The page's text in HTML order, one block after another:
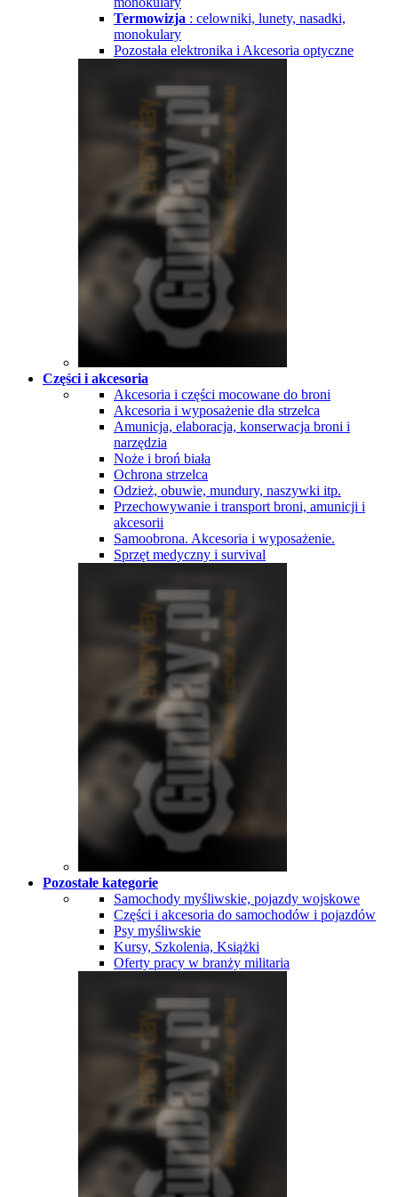
Termowizja : celowniki, lunety, nasadki,
monokulary
Pozostała elektronika i Akcesoria optyczne
Części i akcesoria
Akcesoria i części mocowane do broni
Akcesoria i wyposażenie dla strzelca
Amunicja, elaboracja, konserwacja broni i
narzędzia
Noże i broń biała
Ochrona strzelca
Odzież, obuwie, mundury, naszywki itp.
Przechowywanie i transport broni, amunicji i
akcesorii
Samoobrona. Akcesoria i wyposażenie.
Sprzęt medyczny i survival
Pozostałe kategorie
Samochody myśliwskie, pojazdy wojskowe
Części i akcesoria do samochodów i pojazdów
Psy myśliwskie
Kursy, Szkolenia, Książki
Oferty pracy w branży militaria